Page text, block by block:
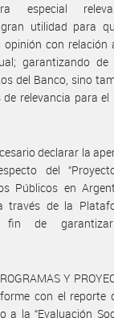
especial
utilidad para
con relación
garantizando de
del Banco, sino
relevancia para el
declarar la
del
Públicos en
través de la
a fin de
Y
con el reporte
a la “Evaluación